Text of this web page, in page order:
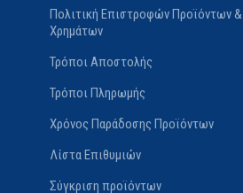
Πολιτική Επιστροφών Προϊόντων &
Χρημάτων
Τρόποι Αποστολής
Τρόποι Πληρωμής
Χρόνος Παράδοσης Προϊόντων
Λίστα Επιθυμιών
Σύγκριση προϊόντων